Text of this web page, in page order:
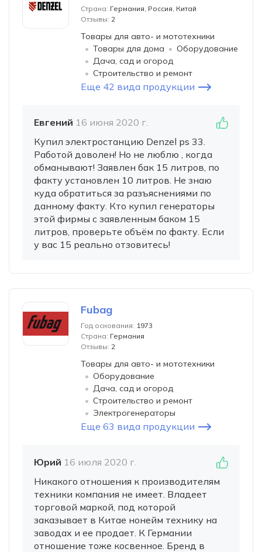
Страна: Германия, Россия, Китай
Отзывы: 2
Товары для авто- и мототехники
Товары для дома
Оборудование
Дача, сад и огород
Строительство и ремонт
Еще 42 вида продукции
Евгений 16 июня 2020 г.
Купил электростанцию Denzel ps 33.
Работой доволен! Но не люблю , когда
обманывают! Заявлен бак 15 литров, по
факту установлен 10 литров. Не знаю
куда обратиться за разъяснениями по
данному факту. Кто купил генераторы
этой фирмы с заявленным баком 15
литров, проверьте объём по факту. Если
у вас 15 реально отзовитесь!
Fubag
Год основания: 1973
Страна: Германия
Отзывы: 2
Товары для авто- и мототехники
Оборудование
Дача, сад и огород
Строительство и ремонт
Электрогенераторы
Еще 63 вида продукции
Юрий 16 июля 2020 г.
Никакого отношения к производителям
техники компания не имеет. Владеет
торговой маркой, под которой
заказывает в Китае нонейм технику на
заводах и ее продает. К Германии
отношение тоже косвенное. Бренд в